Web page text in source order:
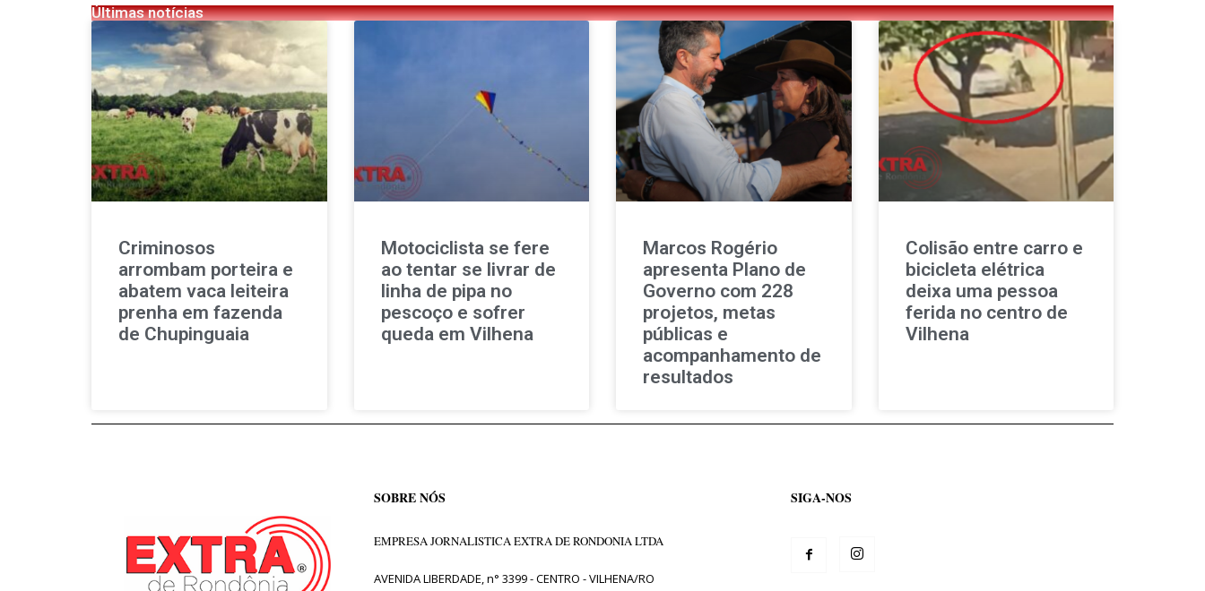
Últimas notícias
Criminosos
arrombam porteira e
abatem vaca leiteira
prenha em fazenda
de Chupinguaia
Motociclista se fere
ao tentar se livrar de
linha de pipa no
pescoço e sofrer
queda em Vilhena
Marcos Rogério
apresenta Plano de
Governo com 228
projetos, metas
públicas e
acompanhamento de
resultados
Colisão entre carro e
bicicleta elétrica
deixa uma pessoa
ferida no centro de
Vilhena
SOBRE NÓS
EMPRESA JORNALISTICA EXTRA DE RONDONIA LTDA
AVENIDA LIBERDADE, n° 3399 - CENTRO - VILHENA/RO
SIGA-NOS